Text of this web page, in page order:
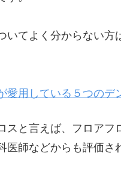
いてよく分からない方
愛用している５つのデ
と言えば、フロアフ
師などからも評価さ